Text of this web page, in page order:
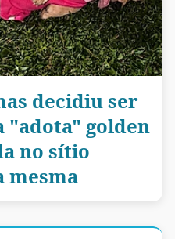
decidiu ser
"adota" golden
no sítio
mesma